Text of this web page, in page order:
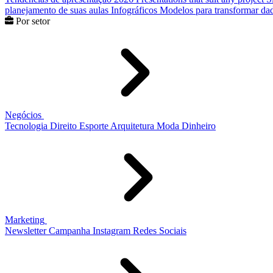
planejamento de suas aulas Infográficos Modelos para transformar
Por setor
Negócios
Tecnologia Direito Esporte Arquitetura Moda Dinheiro
Marketing
Newsletter Campanha Instagram Redes Sociais